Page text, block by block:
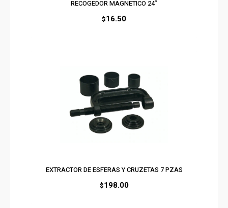
RECOGEDOR MAGNETICO 24″
$16.50
EXTRACTOR DE ESFERAS Y CRUZETAS 7 PZAS
$198.00